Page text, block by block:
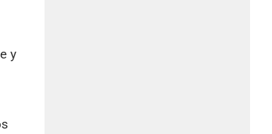
y